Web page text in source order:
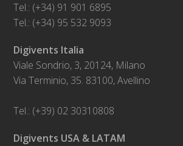
Tel.: (+34) 91 901 6895
Tel.: (+34) 95 532 9093
Digivents Italia
Viale Sondrio, 3, 20124, Milano
Via Terminio, 35. 83100, Avellino
Tel.: (+39) 02 30310808
Digivents USA & LATAM